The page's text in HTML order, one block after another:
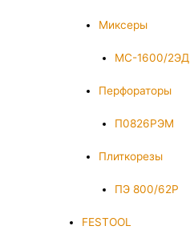
Миксеры
МС-1600/2ЭД
Перфораторы
П0826РЭМ
Плиткорезы
ПЭ 800/62Р
FESTOOL